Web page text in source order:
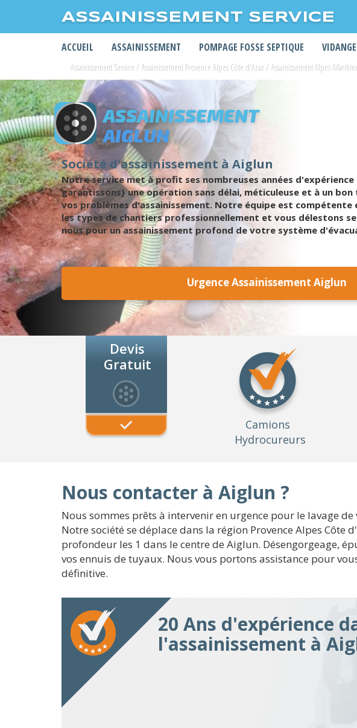
ASSAINISSEMENT SERVICE
ACCUEIL ASSAINISSEMENT POMPAGE FOSSE SEPTIQUE
Assainissement Service / Assainissement Provence Alpes Côte d'Azur/ Assainissement Alpes-
ASSAINISSEMENT
AIGLUN
Société d'assainissement à Aiglun
Notre service met à profit ses nombreuses années
garantissons} une opération sans délai, méticuleuse et à un
vos problèmes d'assainissement. Notre équipe est
les types de chantiers professionnellement et vous délestons
nous pour un assainissement profond de votre système
Urgence Assainissement Aiglun
Devis
Gratuit
Camions
Hydrocureurs
Nous contacter à Aiglun ?
Nous sommes prêts à intervenir en urgence pour le lavage
Notre société se déplace dans la région Provence Alpes
profondeur les 1 dans le centre de Aiglun. Désengorgeage,
vos ennuis de tuyaux. Nous vous portons assistance pour
définitive.
20 Ans d'expérience
l'assainissement à